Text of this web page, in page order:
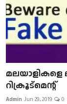
റിക്രൂട്മെന്റ്
Admin Jun 29, 2019 0